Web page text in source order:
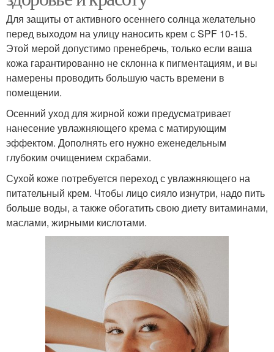
Для защиты от активного осеннего солнца желательно
перед выходом на улицу наносить крем с SPF 10-15.
Этой мерой допустимо пренебречь, только если ваша
кожа гарантированно не склонна к пигментациям, и вы
намерены проводить большую часть времени в
помещении.
Осенний уход для жирной кожи предусматривает
нанесение увлажняющего крема с матирующим
эффектом. Дополнять его нужно еженедельным
глубоким очищением скрабами.
Сухой коже потребуется переход с увлажняющего на
питательный крем. Чтобы лицо сияло изнутри, надо пить
больше воды, а также обогатить свою диету витаминами,
маслами, жирными кислотами.